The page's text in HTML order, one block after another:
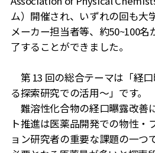
ム）開催され、いずれの回も大
メーカー担当者等、約50~100
了することができました。
第 13 回の総合テーマは「経
る探索研究での活用～」です。
難溶性化合物の経口曝露改善
ト推進は医薬品開発での物性・
ョン研究者の重要な課題の一つ